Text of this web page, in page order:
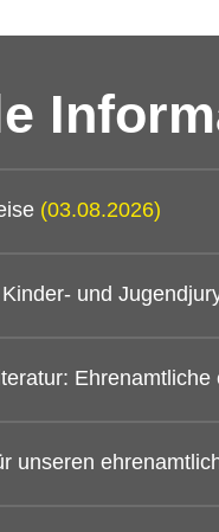
(03.08.2026)
und
unseren